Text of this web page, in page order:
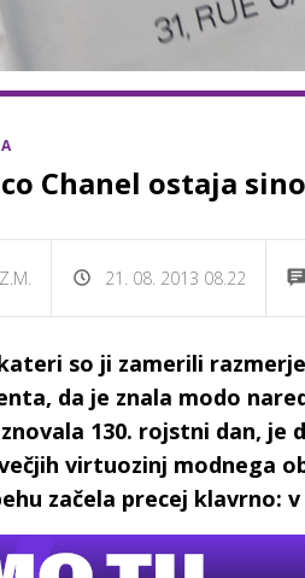
Chanel ostaja
Z.M. 21. 08. 2013 08.22
so ji zamerili
da je znala modo
130. rojstni dan, je
virtuozinj modnega
začela precej klavrno: